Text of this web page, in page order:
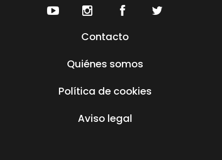
Contacto
Quiénes somos
Política de cookies
Aviso legal